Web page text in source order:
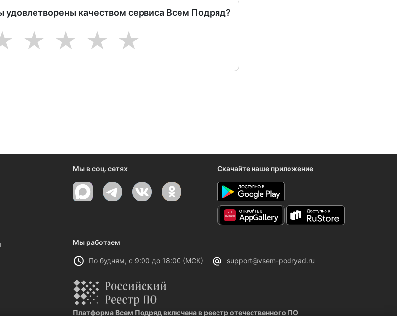
удовлетворены качеством сервиса Всем Подряд?
5
4
3
2
Мы в соц. сетях Скачайте наше приложение
Мы работаем
По будням, с 9:00 до 18:00 (МСК) support@vsem-podryad.ru
Платформа Всем Подряд включена в реестр отечественного ПО